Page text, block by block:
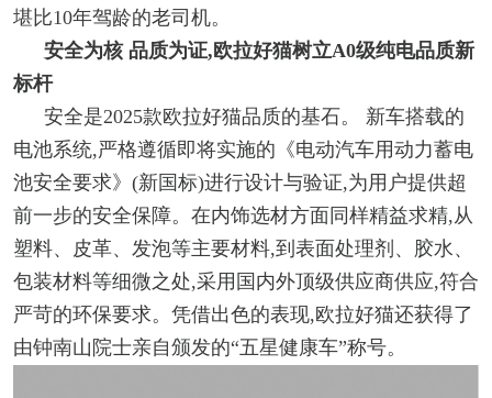
堪比10年驾龄的老司机。
安全为核 品质为证,欧拉好猫树立A0级纯电品质新
标杆
安全是2025款欧拉好猫品质的基石。 新车搭载的
电池系统,严格遵循即将实施的《电动汽车用动力蓄电
池安全要求》(新国标)进行设计与验证,为用户提供超
前一步的安全保障。在内饰选材方面同样精益求精,从
塑料、皮革、发泡等主要材料,到表面处理剂、胶水、
包装材料等细微之处,采用国内外顶级供应商供应,符合
严苛的环保要求。凭借出色的表现,欧拉好猫还获得了
由钟南山院士亲自颁发的“五星健康车”称号。